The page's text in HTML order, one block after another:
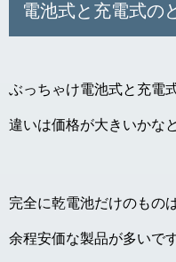
電池式と充電式の
ぶっちゃけ電池式と充電式
違いは価格が大きいかなと
完全に乾電池だけのもの
余程安価な製品が多いです